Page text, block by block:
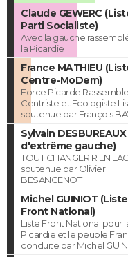
Claude GEWERC
Parti Socialiste)
Avec la gauche
la Picardie
France MATHIEU
Centre-MoDem)
Force Picarde
Centriste et Ecologiste
soutenue par François
Sylvain
d'extrême gauche)
TOUT CHANGER RIEN
soutenue par Olivier
BESANCENOT
Michel GUINIOT
Front National)
Liste Front National pour
Picardie et le peuple
conduite par Michel